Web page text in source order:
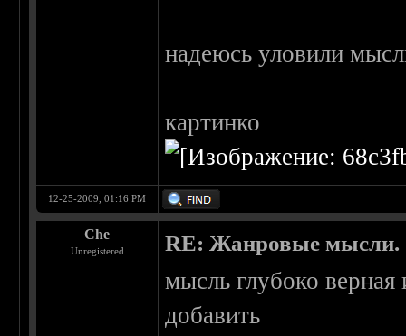
надеюсь уловили
картинко
12-25-2009, 01:16 PM
Che
Unregistered RE: Жанровые мысли.
мысль глубоко
добавить